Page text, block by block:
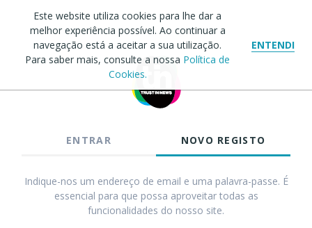
Este website utiliza cookies para lhe dar a
melhor experiência possível. Ao continuar a
navegação está a aceitar a sua utilização.
Para saber mais, consulte a nossa Política de
Cookies.
ENTENDI
ENTRAR NOVO REGISTO
Indique-nos um endereço de email e uma palavra-passe. É
essencial para que possa aproveitar todas as
funcionalidades do nosso site.